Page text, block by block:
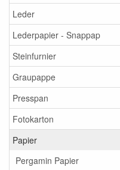
Leder
Lederpapier - Snappap
Steinfurnier
Graupappe
Presspan
Fotokarton
Papier
Pergamin Papier